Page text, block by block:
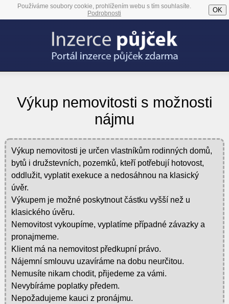
Používáme soubory cookie, prohlížením webu s tím souhlasíte.
Podrobnosti
OK
Výkup nemovitosti s možnosti
nájmu
Výkup nemovitosti je určen vlastníkům rodinných domů,
bytů i družstevních, pozemků, kteří potřebují hotovost,
oddlužit, vyplatit exekuce a nedosáhnou na klasický
úvěr.
Výkupem je možné poskytnout částku vyšší než u
klasického úvěru.
Nemovitost vykoupíme, vyplatíme případné závazky a
pronajmeme.
Klient má na nemovitost předkupní právo.
Nájemní smlouvu uzavíráme na dobu neurčitou.
Nemusíte nikam chodit, přijedeme za vámi.
Nevybíráme poplatky předem.
Nepožadujeme kauci z pronájmu.